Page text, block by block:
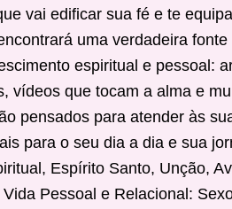
vai edificar sua fé e te
uma verdadeira
espiritual e pessoal:
vídeos que tocam a alma e
pensados para atender às
para o seu dia a dia e sua
Espírito Santo, Unção,
Pessoal e Relacional: